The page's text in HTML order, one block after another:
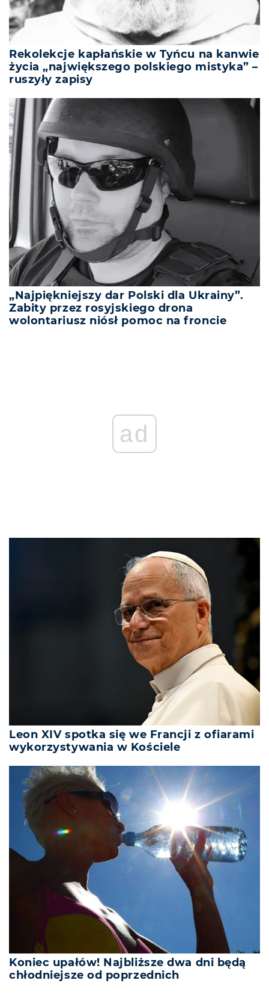
Rekolekcje kapłańskie w Tyńcu na kanwie
życia „największego polskiego mistyka” –
ruszyły zapisy
„Najpiękniejszy dar Polski dla Ukrainy”.
Zabity przez rosyjskiego drona
wolontariusz niósł pomoc na froncie
ad
Leon XIV spotka się we Francji z ofiarami
wykorzystywania w Kościele
Koniec upałów! Najbliższe dwa dni będą
chłodniejsze od poprzednich